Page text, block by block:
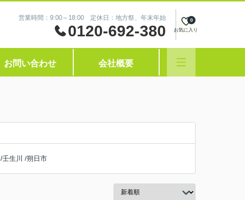
営業時間：9:00～18:00 定休日：地方祭、年末年始
0120-692-380 お気に入り
0
お問い合わせ 会社概要
/壬生川 /朔日市